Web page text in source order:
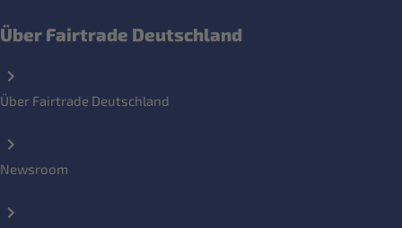
Über Fairtrade Deutschland
Über Fairtrade Deutschland
Newsroom